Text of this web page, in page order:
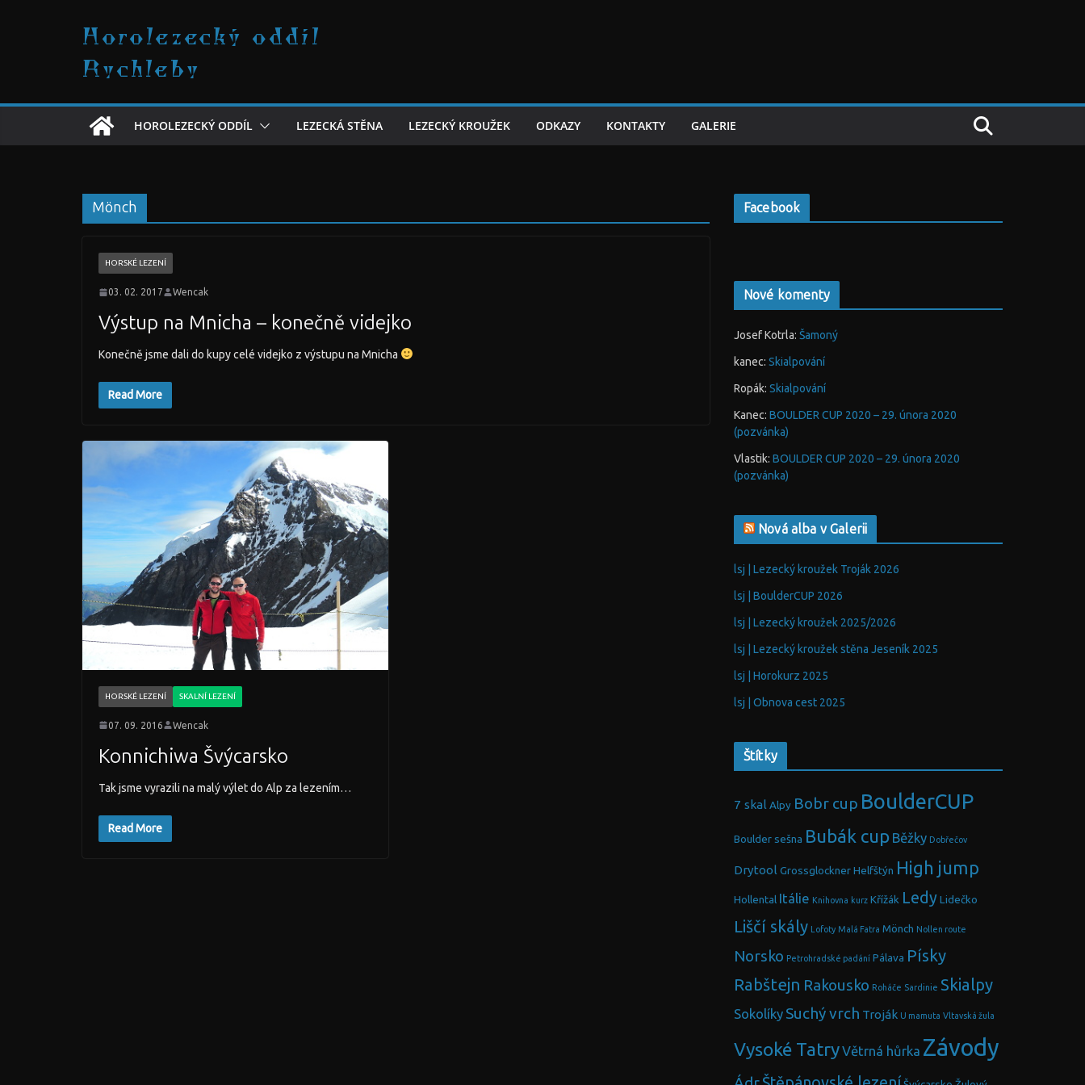
Horolezecký oddíl
Rychleby
HOROLEZECKÝ ODDÍL LEZECKÁ STĚNA LEZECKÝ KROUŽEK ODKAZY KONTAKTY GALERIE
Mönch
HORSKÉ LEZENÍ
03. 02. 2017 Wencak
Výstup na Mnicha – konečně videjko
Konečně jsme dali do kupy celé videjko z výstupu na Mnicha
Read More
HORSKÉ LEZENÍ SKALNÍ LEZENÍ
07. 09. 2016 Wencak
Konnichiwa Švýcarsko
Tak jsme vyrazili na malý výlet do Alp za lezením…
Read More
Facebook
Nové komenty
Josef Kotrla: Šamoný
kanec: Skialpování
Ropák: Skialpování
Kanec: BOULDER CUP 2020 – 29. února 2020
(pozvánka)
Vlastik: BOULDER CUP 2020 – 29. února 2020
(pozvánka)
Nová alba v Galerii
lsj | Lezecký kroužek Troják 2026
lsj | BoulderCUP 2026
lsj | Lezecký kroužek 2025/2026
lsj | Lezecký kroužek stěna Jeseník 2025
lsj | Horokurz 2025
lsj | Obnova cest 2025
Štítky
7 skal Alpy Bobr cup BoulderCUP
Boulder sešna Bubák cup Běžky Dobřečov
Drytool Grossglockner Helfštýn High jump
Hollental Itálie Knihovna kurz Křížák Ledy Lidečko
Liščí skály Lofoty Malá Fatra Mönch Nollen route
Norsko Petrohradské padání Pálava Písky
Rabštejn Rakousko Roháče Sardinie Skialpy
Sokolíky Suchý vrch Troják U mamuta Vltavská žula
Vysoké TatryVětrná hůrka Závody